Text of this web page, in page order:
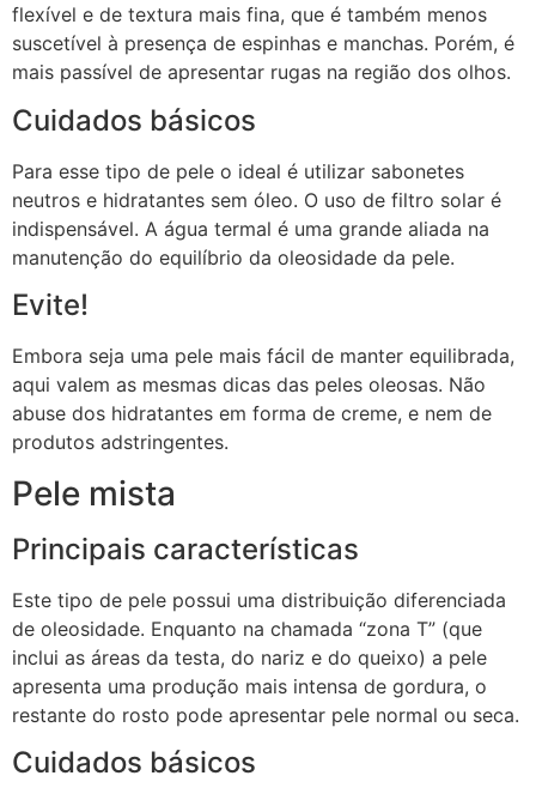
flexível e de textura mais fina, que é também menos
suscetível à presença de espinhas e manchas. Porém, é
mais passível de apresentar rugas na região dos olhos.
Cuidados básicos
Para esse tipo de pele o ideal é utilizar sabonetes
neutros e hidratantes sem óleo. O uso de filtro solar é
indispensável. A água termal é uma grande aliada na
manutenção do equilíbrio da oleosidade da pele.
Evite!
Embora seja uma pele mais fácil de manter equilibrada,
aqui valem as mesmas dicas das peles oleosas. Não
abuse dos hidratantes em forma de creme, e nem de
produtos adstringentes.
Pele mista
Principais características
Este tipo de pele possui uma distribuição diferenciada
de oleosidade. Enquanto na chamada “zona T” (que
inclui as áreas da testa, do nariz e do queixo) a pele
apresenta uma produção mais intensa de gordura, o
restante do rosto pode apresentar pele normal ou seca.
Cuidados básicos